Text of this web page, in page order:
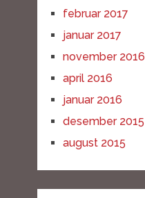
februar 2017
januar 2017
november 2016
april 2016
januar 2016
desember 2015
august 2015